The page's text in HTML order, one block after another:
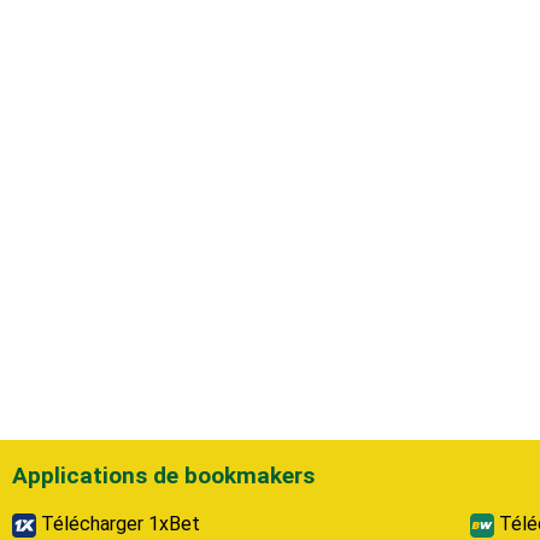
Applications de bookmakers
Télécharger 1xBet